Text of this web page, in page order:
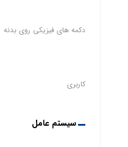
دکمه های فیزیکی روی بدنه
کاربری
سیستم عامل